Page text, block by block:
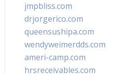
jmpbliss.com
drjorgerico.com
queensushipa.com
wendyweimerdds.com
ameri-camp.com
hrsreceivables.com